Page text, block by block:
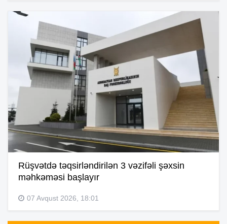
Rüşvətdə təqsirləndirilən 3 vəzifəli şəxsin
məhkəməsi başlayır
07 Avqust 2026, 18:01